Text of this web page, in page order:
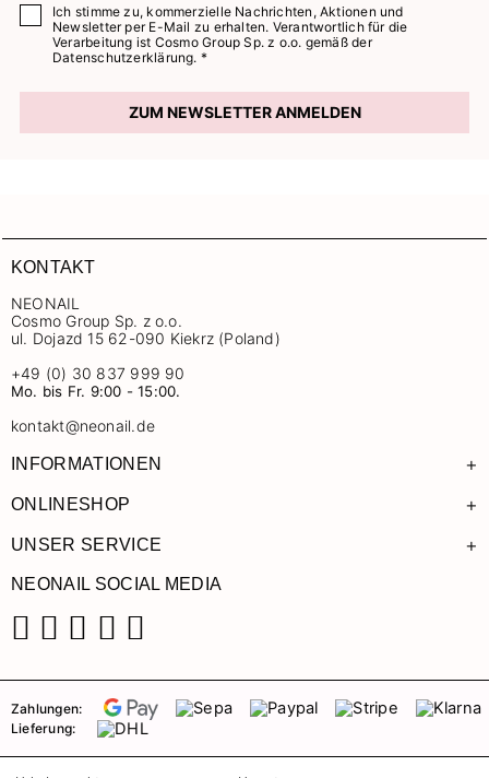
Ich stimme zu, kommerzielle Nachrichten, Aktionen und
Newsletter per E-Mail zu erhalten. Verantwortlich für die
Verarbeitung ist Cosmo Group Sp. z o.o. gemäß der
Datenschutzerklärung. *
ZUM NEWSLETTER ANMELDEN
KONTAKT
NEONAIL
Cosmo Group Sp. z o.o.
ul. Dojazd 15 62-090 Kiekrz (Poland)
+49 (0) 30 837 999 90
Mo. bis Fr. 9:00 - 15:00.
kontakt@neonail.de
INFORMATIONEN +
ONLINESHOP +
UNSER SERVICE +
NEONAIL SOCIAL MEDIA
Zahlungen:
Lieferung: